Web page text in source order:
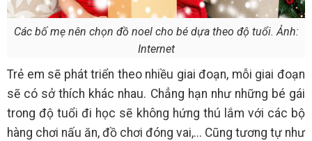
Các bố mẹ nên chọn đồ noel cho bé dựa theo độ tuổi. Ảnh:
Internet
Trẻ em sẽ phát triển theo nhiều giai đoạn, mỗi giai đoạn
sẽ có sở thích khác nhau. Chẳng hạn như những bé gái
trong độ tuổi đi học sẽ không hứng thú lắm với các bộ
hàng chơi nấu ăn, đồ chơi đóng vai,... Cũng tương tự như